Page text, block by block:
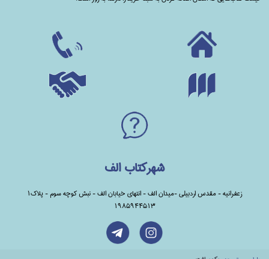
شهرکتاب الف
زعفرانیه - مقدس اردبیلی -میدان الف - انتهای خیابان الف - نبش کوچه سوم - پلاک1
1985944513